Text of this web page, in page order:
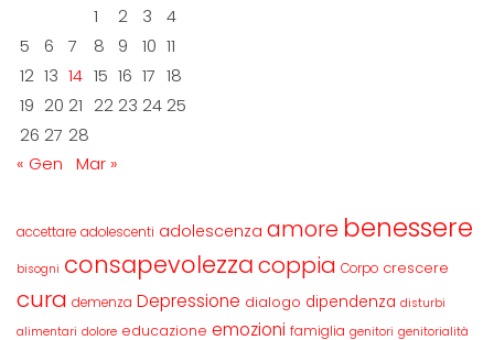
1
2 3
4
5
6 7 8 9 10 11
12 13 14 15 16 17 18
19 20 21 22 23 24 25
26 27 28
« Gen
Mar »
accettare adolescenti adolescenza amore benessere
bisogni consapevolezzacoppia Corpo crescere
cura demenza Depressione dialogo dipendenza disturbi
alimentari dolore educazione emozioni famiglia genitori genitorialità